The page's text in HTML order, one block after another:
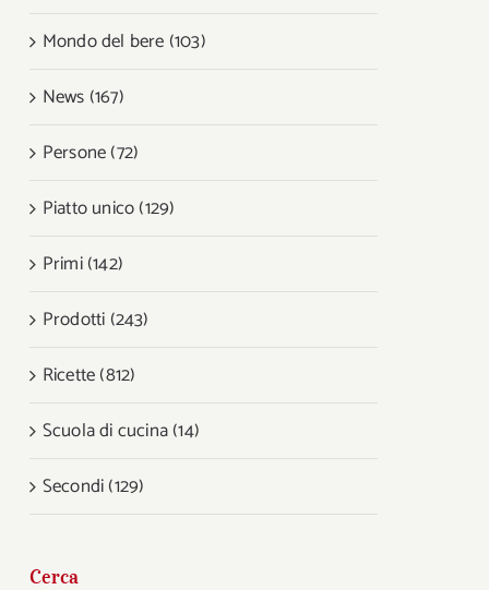
Mondo del bere (103)
News (167)
Persone (72)
Piatto unico (129)
Primi (142)
Prodotti (243)
Ricette (812)
Scuola di cucina (14)
Secondi (129)
Cerca